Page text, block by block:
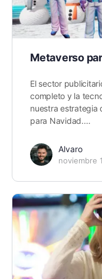
Metaverso
El sector
completo y la
nuestra estrategia
para Navidad.…
Alvaro
noviembre